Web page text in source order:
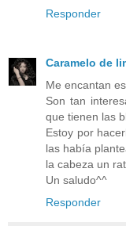
Responder
Caramelo de
Me encantan
Son tan
que tienen las
Estoy por
las había
la cabeza un
Un saludo^^
Responder